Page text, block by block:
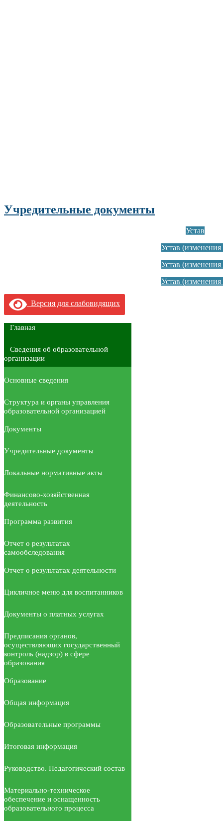
Учредительные документы
Устав
Устав (изменения
Устав (изменения
Устав (изменения
Версия для слабовидящих
Главная
Сведения об образовательной
организации
Основные сведения
Структура и органы управления
образовательной организацией
Документы
Учредительные документы
Локальные нормативные акты
Финансово-хозяйственная
деятельность
Программа развития
Отчет о результатах
самообследования
Отчет о результатах деятельности
Цикличное меню для воспитанников
Документы о платных услугах
Предписания органов,
осуществляющих государственный
контроль (надзор) в сфере
образования
Образование
Общая информация
Образовательные программы
Итоговая информация
Руководство. Педагогический состав
Материально-техническое
обеспечение и оснащенность
образовательного процесса